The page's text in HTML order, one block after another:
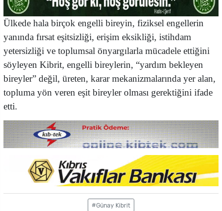
Ülkede hala birçok engelli bireyin, fiziksel engellerin
yanında fırsat eşitsizliği, erişim eksikliği, istihdam
yetersizliği ve toplumsal önyargılarla mücadele ettiğini
söyleyen Kibrit, engelli bireylerin, “yardım bekleyen
bireyler” değil, üreten, karar mekanizmalarında yer alan,
topluma yön veren eşit bireyler olması gerektiğini ifade
etti.
#Günay Kibrit